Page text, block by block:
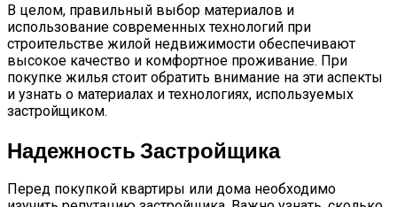
В целом, правильный выбор материалов и
использование современных технологий при
строительстве жилой недвижимости обеспечивают
высокое качество и комфортное проживание. При
покупке жилья стоит обратить внимание на эти аспекты
и узнать о материалах и технологиях, используемых
застройщиком.
Надежность Застройщика
Перед покупкой квартиры или дома необходимо